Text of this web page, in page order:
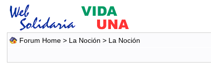
Forum Home> La Noción > La Noción